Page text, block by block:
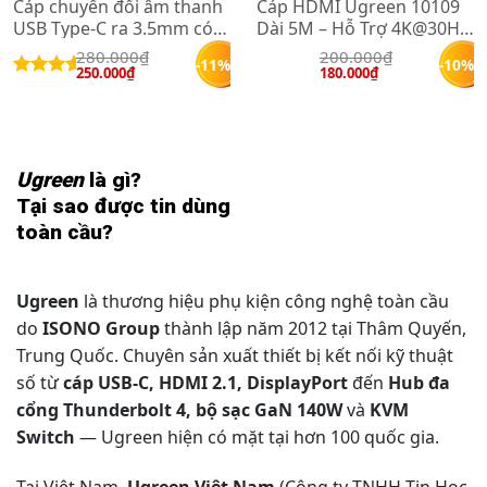
Cáp chuyển đổi âm thanh
USB Type-C ra 3.5mm có
chip DAC Ugreen 80154 (
Hỗ trợ iPhone, iPad,
280.000₫
Giá
gốc
250.000₫Giá
hiện
-11%
Cáp HDMI Ugreen 10109
Dài 5M – Hỗ Trợ 4K@30Hz
Chuẩn HDMI 1.4
200.000₫
Giá
gốc
180.000₫Giá
hiện
-10%
Ugreenlà gì?
Tại sao được tin dùng
toàn cầu?
Ugreen là thương hiệu phụ kiện công nghệ toàn cầu
do ISONO Groupthành lập năm 2012 tại Thâm Quyến,
Trung Quốc. Chuyên sản xuất thiết bị kết nối kỹ thuật
số từcáp USB-C, HDMI 2.1, DisplayPortđến Hub đa
cổng Thunderbolt 4, bộ sạc GaN 140Wvà KVM
Switch — Ugreen hiện có mặt tại hơn 100 quốc gia.